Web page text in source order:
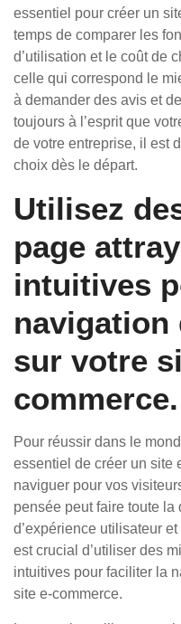
essentiel pour créer un
temps de comparer les
d’utilisation et le coût de
celle qui correspond le
à demander des avis et
toujours à l’esprit que
de votre entreprise, il est
choix dès le départ.
Utilisez
page
intuitives
navigation
sur votre
commerce.
Pour réussir dans le
essentiel de créer un site
naviguer pour vos
pensée peut faire toute la
d’expérience utilisateur
est crucial d’utiliser des
intuitives pour faciliter la
site e-commerce.